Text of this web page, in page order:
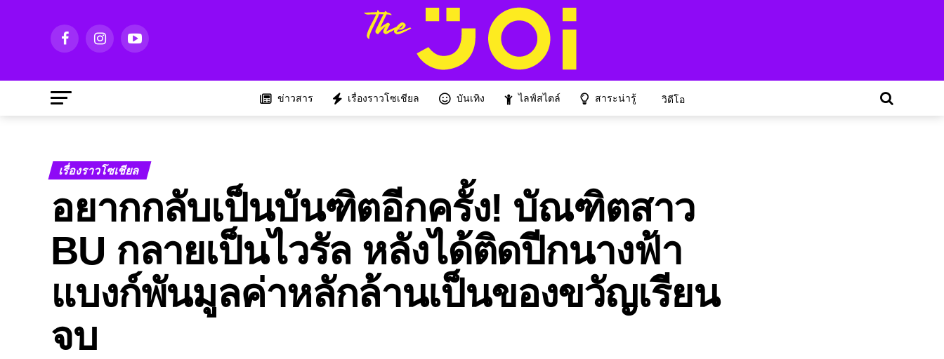
ข่าวสาร เรื่องราวโซเชียล บันเทิง ไลฟ์สไตล์ สาระน่ารู้ วิดีโอ
เรื่องราวโซเชียล
อยากกลับเป็นบันฑิตอีกครั้ง! บัณฑิตสาว
BU กลายเป็นไวรัล หลังได้ติดปีกนางฟ้า
แบงก์พันมูลค่าหลักล้านเป็นของขวัญเรียน
จบ